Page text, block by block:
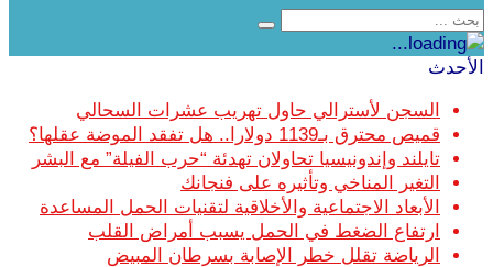
الأحدث
السجن لأسترالي حاول تهريب عشرات السحالي
قميص محترق بـ1139 دولارا.. هل تفقد الموضة عقلها؟
تايلند وإندونيسيا تحاولان تهدئة “حرب الفيلة” مع البشر
التغير المناخي وتأثيره على فنجانك
الأبعاد الاجتماعية والأخلاقية لتقنيات الحمل المساعدة
ارتفاع الضغط في الحمل يسبب أمراض القلب
الرياضة تقلل خطر الإصابة بسرطان المبيض